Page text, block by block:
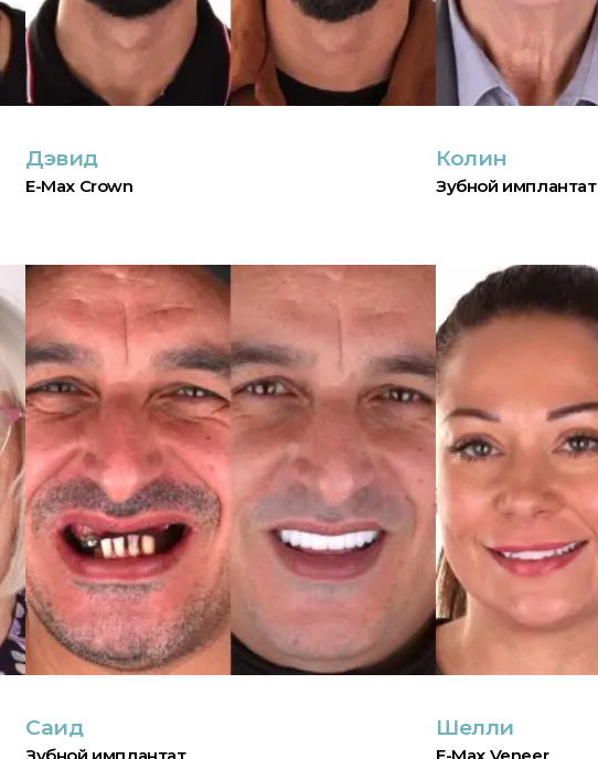
Дэвид
E-Max Crown
Колин
Зубной имплантат
Саид Шелли